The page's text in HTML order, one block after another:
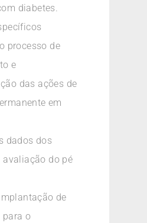
diabetes.
processo de
e
das ações de
em
dados dos
avaliação do pé
de
para o